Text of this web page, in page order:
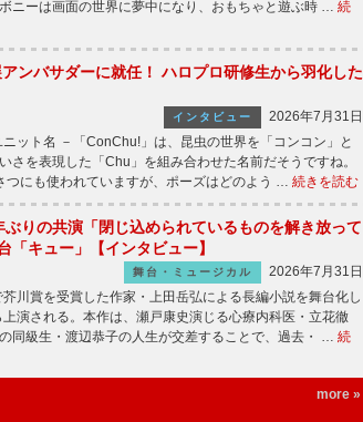
ニーは画面の世界に夢中になり、おもちゃと遊ぶ時 … 続
ンバサダーに就任！ ハロプロ研修生から羽化した
インタビュー
2026年7月31日
ット名 －「ConChu!」は、昆虫の世界を「コンコン」と
さを表現した「Chu」を組み合わせた名前だそうですね。
つにも使われていますが、ポーズはどのよう … 続きを読む
りの共演「閉じ込められているものを解き放って
キュー」【インタビュー】
舞台・ミュージカル
2026年7月31日
川賞を受賞した作家・上田岳弘による長編小説を舞台化し
演される。本作は、瀬戸康史演じる心療内科医・立花徹
同級生・渡辺恭子の人生が交差することで、過去・ … 続
more »